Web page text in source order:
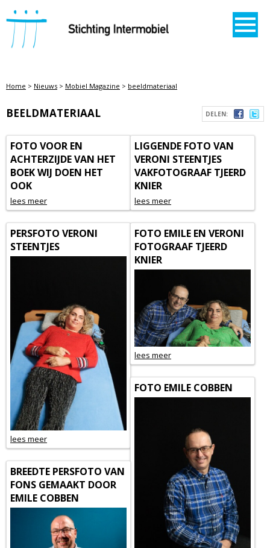
STICHTING INTERMOBIEL
Home > Nieuws > Mobiel Magazine > beeldmateriaal
DELEN:
BEELDMATERIAAL
FOTO VOOR EN
ACHTERZIJDE VAN HET
BOEK WIJ DOEN HET
OOK
lees meer
LIGGENDE FOTO VAN
VERONI STEENTJES
VAKFOTOGRAAF TJEERD
KNIER
lees meer
PERSFOTO VERONI
STEENTJES
lees meer
FOTO EMILE EN VERONI
FOTOGRAAF TJEERD
KNIER
lees meer
FOTO EMILE COBBEN
BREEDTE PERSFOTO VAN
FONS GEMAAKT DOOR
EMILE COBBEN